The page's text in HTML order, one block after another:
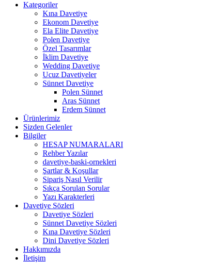
Kategoriler
Kına Davetiye
Ekonom Davetiye
Ela Elite Davetiye
Polen Davetiye
Özel Tasarımlar
İklim Davetiye
Wedding Davetiye
Ucuz Davetiyeler
Sünnet Davetiye
Polen Sünnet
Aras Sünnet
Erdem Sünnet
Ürünlerimiz
Sizden Gelenler
Bilgiler
HESAP NUMARALARI
Rehber Yazılar
davetiye-baski-ornekleri
Şartlar & Koşullar
Sipariş Nasıl Verilir
Sıkça Sorulan Sorular
Yazı Karakterleri
Davetiye Sözleri
Davetiye Sözleri
Sünnet Davetiye Sözleri
Kına Davetiye Sözleri
Dini Davetiye Sözleri
Hakkımızda
İletişim